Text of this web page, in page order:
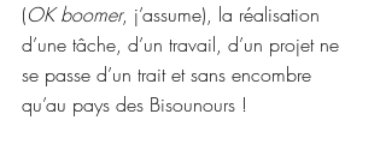
(OK boomer, j’assume), la réalisation
d’une tâche, d’un travail, d’un projet ne
se passe d’un trait et sans encombre
qu’au pays des Bisounours !